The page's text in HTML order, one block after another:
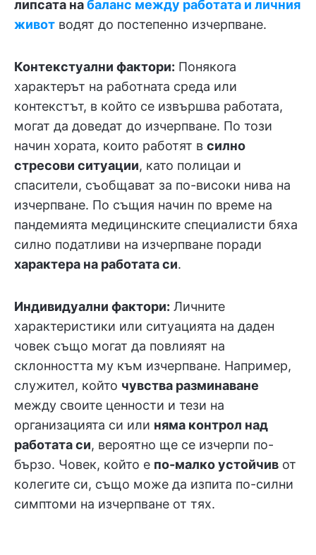
липсата набаланс между работата и личния
живот водят до постепенно изчерпване.
Контекстуални фактори: Понякога
характерът на работната среда или
контекстът, в който се извършва работата,
могат да доведат до изчерпване. По този
начин хората, които работят в силно
стресови ситуации, като полицаи и
спасители, съобщават за по-високи нива на
изчерпване. По същия начин по време на
пандемията медицинските специалисти бяха
силно податливи на изчерпване поради
характера на работата си.
Индивидуални фактори: Личните
характеристики или ситуацията на даден
човек също могат да повлияят на
склонността му към изчерпване. Например,
служител, който чувства разминаване
между своите ценности и тези на
организацията си или няма контрол над
работата си, вероятно ще се изчерпи по-
бързо. Човек, който е по-малко устойчив от
колегите си, също може да изпита по-силни
симптоми на изчерпване от тях.